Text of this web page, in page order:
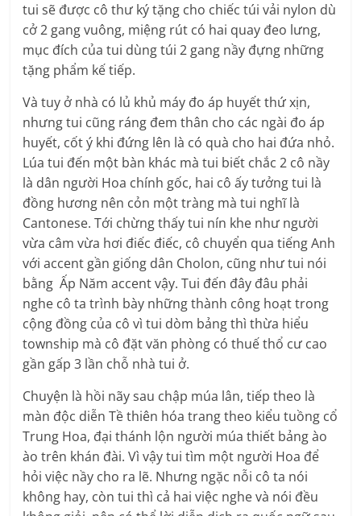
tui sẽ được cô thư ký tặng cho chiếc túi vải nylon dù
cở 2 gang vuông, miệng rút có hai quay đeo lưng,
mục đích của tui dùng túi 2 gang nầy đựng những
tặng phẩm kế tiếp.
Và tuy ở nhà có lủ khủ máy đo áp huyết thứ xịn,
nhưng tui cũng ráng đem thân cho các ngài đo áp
huyết, cốt ý khi đứng lên là có quà cho hai đứa nhỏ.
Lúa tui đến một bàn khác mà tui biết chắc 2 cô nầy
là dân người Hoa chính gốc, hai cô ấy tưởng tui là
đồng hương nên cỏn một tràng mà tui nghĩ là
Cantonese. Tới chừng thấy tui nín khe như người
vừa câm vừa hơi điếc điếc, cô chuyển qua tiếng Anh
với accent gần giống dân Cholon, cũng như tui nói
bằng Ấp Năm accent vậy. Tui đến đây đâu phải
nghe cô ta trình bày những thành công hoạt trong
cộng đồng của cô vì tui dòm bảng thì thừa hiểu
township mà cô đặt văn phòng có thuế thổ cư cao
gần gấp 3 lần chỗ nhà tui ở.
Chuyện là hồi nãy sau chập múa lân, tiếp theo là
màn độc diễn Tề thiên hóa trang theo kiểu tuồng cổ
Trung Hoa, đại thánh lộn người múa thiết bảng ào
ào trên khán đài. Vì vậy tui tìm một người Hoa để
hỏi việc nầy cho ra lẽ. Nhưng ngặc nỗi cô ta nói
không hay, còn tui thì cả hai việc nghe và nói đều